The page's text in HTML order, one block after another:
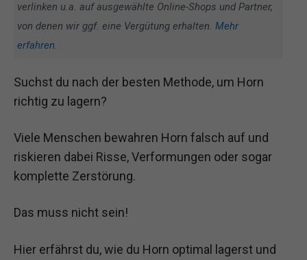
verlinken u.a. auf ausgewählte Online-Shops und Partner,
von denen wir ggf. eine Vergütung erhalten. Mehr
erfahren.
Suchst du nach der besten Methode, um Horn
richtig zu lagern?
Viele Menschen bewahren Horn falsch auf und
riskieren dabei Risse, Verformungen oder sogar
komplette Zerstörung.
Das muss nicht sein!
Hier erfährst du, wie du Horn optimal lagerst und